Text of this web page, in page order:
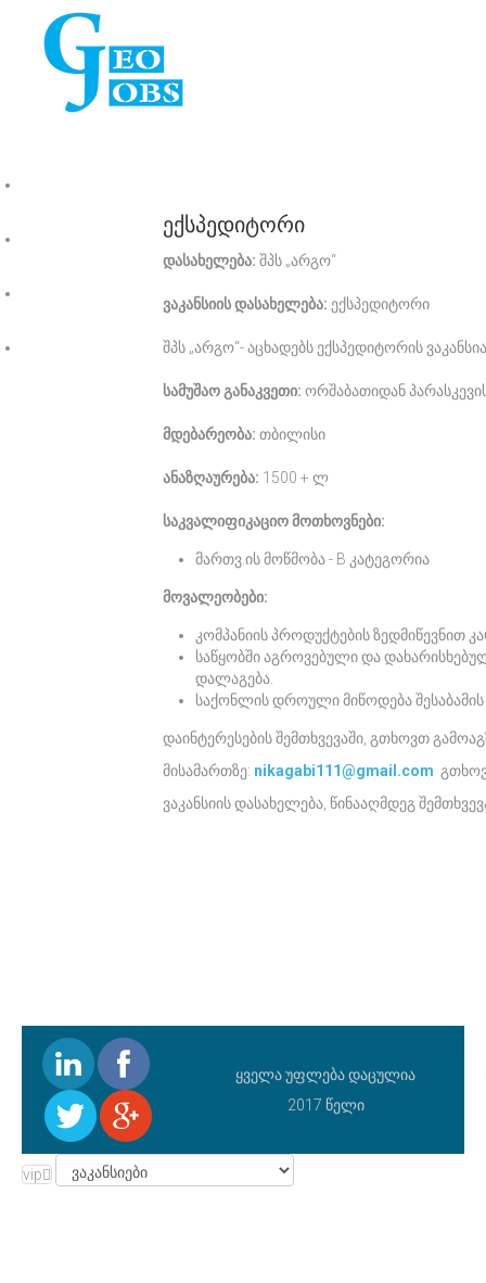
ექსპედიტორი
დასახელება: შპს „არგო“
ვაკანსიის დასახელება: ექსპედიტორი
შპს „არგო“- აცხადებს ექსპედიტორის
სამუშაო განაკვეთი: ორშაბათიდან
მდებარეობა: თბილისი
ანაზღაურება: 1500 + ლ
საკვალიფიკაციო მოთხოვნები:
მართვ.ის მოწმობა - B კატეგორია
მოვალეობები:
კომპანიის პროდუქტების ზედმიწევნით
საწყობში აგროვებული და
დალაგება.
საქონლის დროული მიწოდება შესაბამის
დაინტერესების შემთხვევაში, გთხოვთ
მისამართზე: nikagabi111@gmail.com
ვაკანსიის დასახელება, წინააღმდეგ
ყველა უფლება დაცულია
2017 წელი
vip